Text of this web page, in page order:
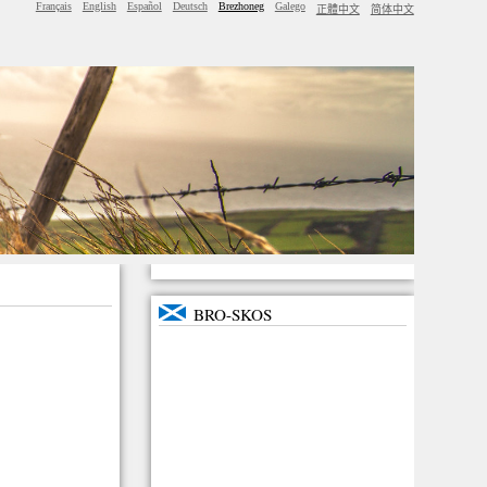
Français English Español Deutsch Brezhoneg Galego 正體中文 简体中文
BRO-SKOS